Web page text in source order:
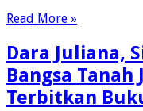
Read More »
Dara Juliana,
Bangsa Tanah
Terbitkan